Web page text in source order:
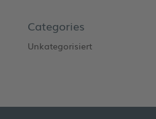
Categories
Unkategorisiert